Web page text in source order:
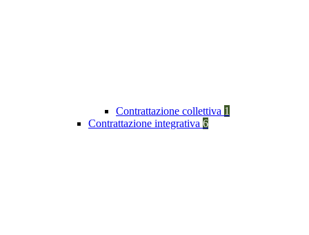
Contrattazione collettiva 1
Contrattazione integrativa 6